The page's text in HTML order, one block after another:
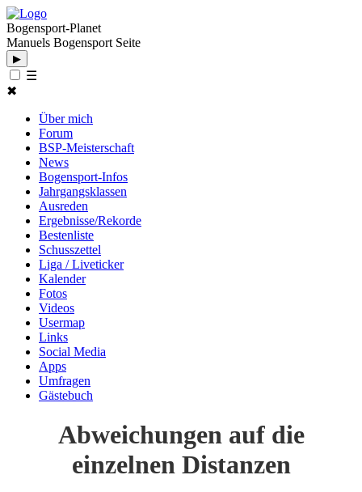
Bogensport-Planet
Manuels Bogensport Seite
▶
☰
✖
Über mich
Forum
BSP-Meisterschaft
News
Bogensport-Infos
Jahrgangsklassen
Ausreden
Ergebnisse/Rekorde
Bestenliste
Schusszettel
Liga / Liveticker
Kalender
Fotos
Videos
Usermap
Links
Social Media
Apps
Umfragen
Gästebuch
Abweichungen auf die
einzelnen Distanzen